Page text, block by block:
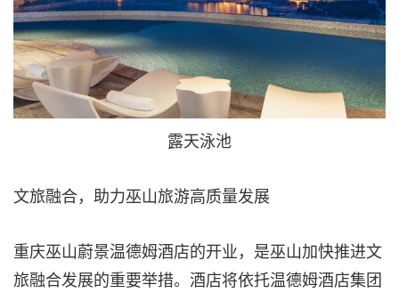
露天泳池
文旅融合，助力巫山旅游高质量发展
重庆巫山蔚景温德姆酒店的开业，是巫山加快推进文
旅融合发展的重要举措。酒店将依托温德姆酒店集团